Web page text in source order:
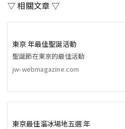
▽ 相關文章 ▽
東京 年最佳聖誕活動
聖誕節在東京的最佳活動
jw-webmagazine.com
東京最佳溜冰場地五選 年